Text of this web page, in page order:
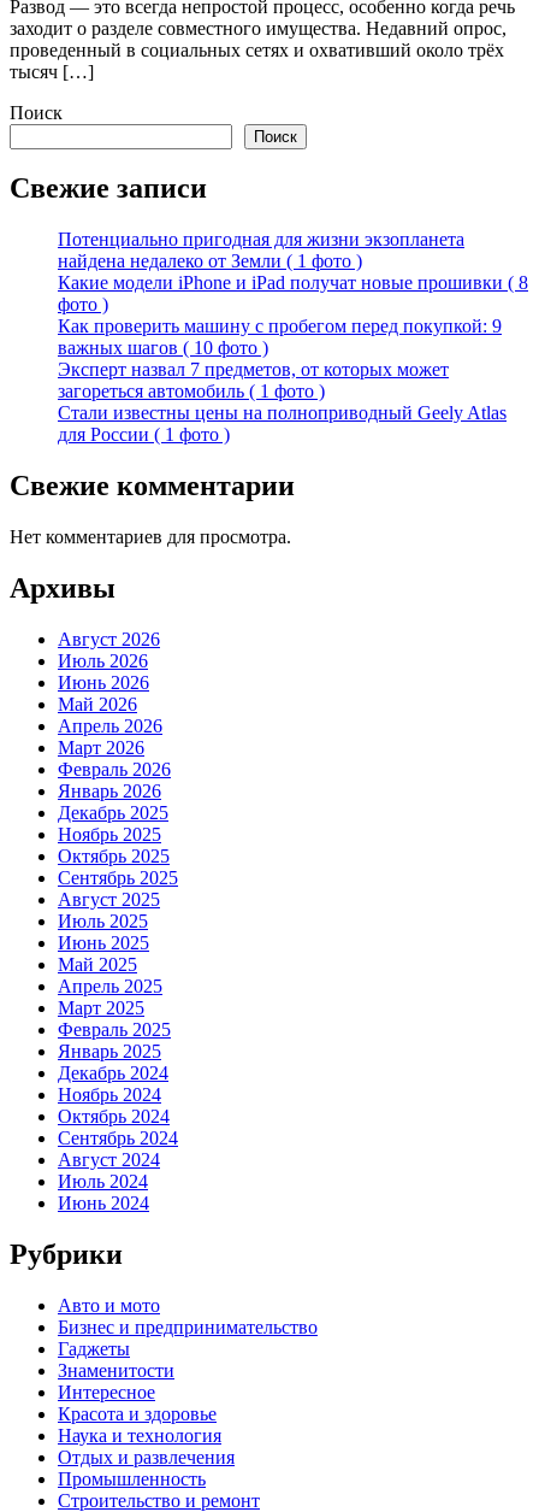
Развод — это всегда непростой процесс, особенно когда речь
заходит о разделе совместного имущества. Недавний опрос,
проведенный в социальных сетях и охвативший около трёх
тысяч […]
Поиск
Поиск
Свежие записи
Потенциально пригодная для жизни экзопланета
найдена недалеко от Земли ( 1 фото )
Какие модели iPhone и iPad получат новые прошивки ( 8
фото )
Как проверить машину с пробегом перед покупкой: 9
важных шагов ( 10 фото )
Эксперт назвал 7 предметов, от которых может
загореться автомобиль ( 1 фото )
Стали известны цены на полноприводный Geely Atlas
для России ( 1 фото )
Свежие комментарии
Нет комментариев для просмотра.
Архивы
Август 2026
Июль 2026
Июнь 2026
Май 2026
Апрель 2026
Март 2026
Февраль 2026
Январь 2026
Декабрь 2025
Ноябрь 2025
Октябрь 2025
Сентябрь 2025
Август 2025
Июль 2025
Июнь 2025
Май 2025
Апрель 2025
Март 2025
Февраль 2025
Январь 2025
Декабрь 2024
Ноябрь 2024
Октябрь 2024
Сентябрь 2024
Август 2024
Июль 2024
Июнь 2024
Рубрики
Авто и мото
Бизнес и предпринимательство
Гаджеты
Знаменитости
Интересное
Красота и здоровье
Наука и технология
Отдых и развлечения
Промышленность
Строительство и ремонт